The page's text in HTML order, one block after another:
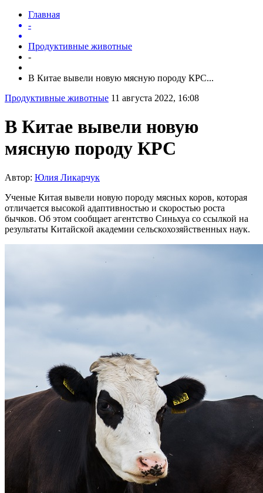
Главная
-
Продуктивные животные
-
В Китае вывели новую мясную породу КРС...
Продуктивные животные 11 августа 2022, 16:08
В Китае вывели новую
мясную породу КРС
Автор: Юлия Ликарчук
Ученые Китая вывели новую породу мясных коров, которая
отличается высокой адаптивностью и скоростью роста
бычков. Об этом сообщает агентство Синьхуа со ссылкой на
результаты Китайской академии сельскохозяйственных наук.